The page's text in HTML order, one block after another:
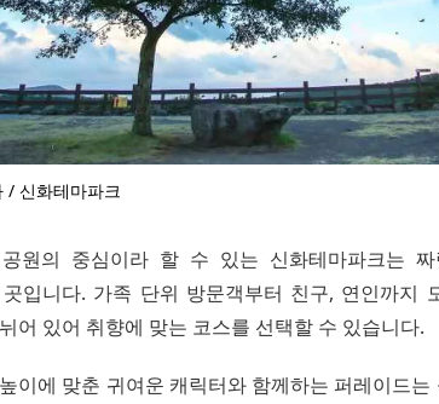
/ 신화테마파크
원의 중심이라 할 수 있는 신화테마파크는 짜
입니다. 가족 단위 방문객부터 친구, 연인까지
어 있어 취향에 맞는 코스를 선택할 수 있습니다.
이에 맞춘 귀여운 캐릭터와 함께하는 퍼레이드